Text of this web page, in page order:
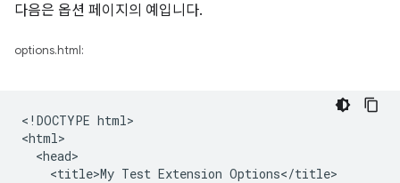
다음은 옵션 페이지의 예입니다.
options.html:
<!DOCTYPE html>
<html>
  <head>
    <title>My Test Extension Options</title>